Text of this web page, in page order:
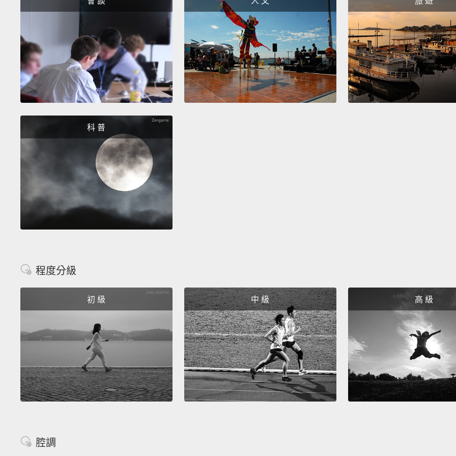
科 普
程度分級
初 級 中 級 高 級
腔調